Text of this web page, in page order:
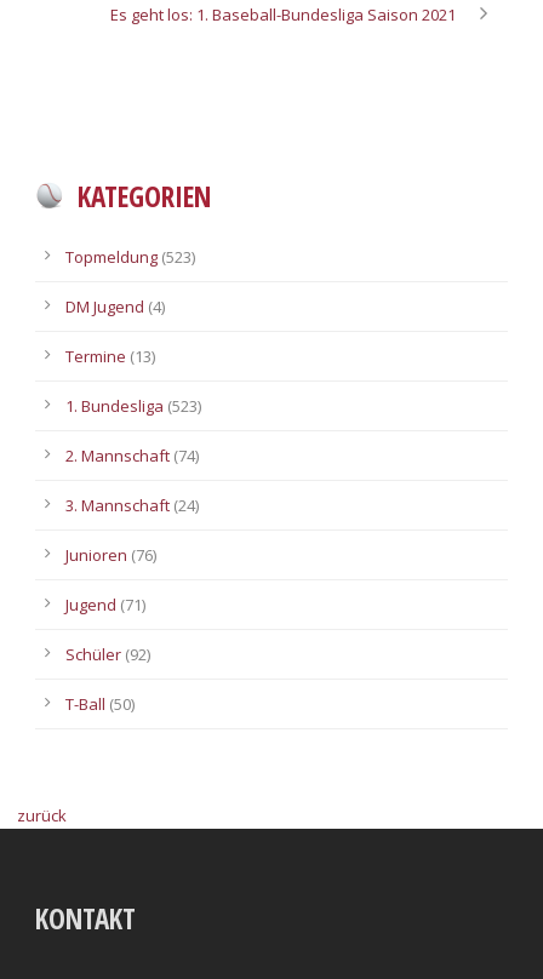
Es geht los: 1. Baseball-Bundesliga Saison 2021
KATEGORIEN
Topmeldung (523)
DM Jugend (4)
Termine (13)
1. Bundesliga (523)
2. Mannschaft (74)
3. Mannschaft (24)
Junioren (76)
Jugend (71)
Schüler (92)
T-Ball (50)
zurück
KONTAKT